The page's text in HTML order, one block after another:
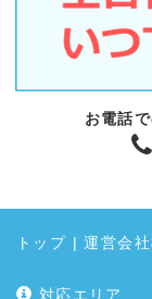
お電話
トップ |運営会
対応エリア